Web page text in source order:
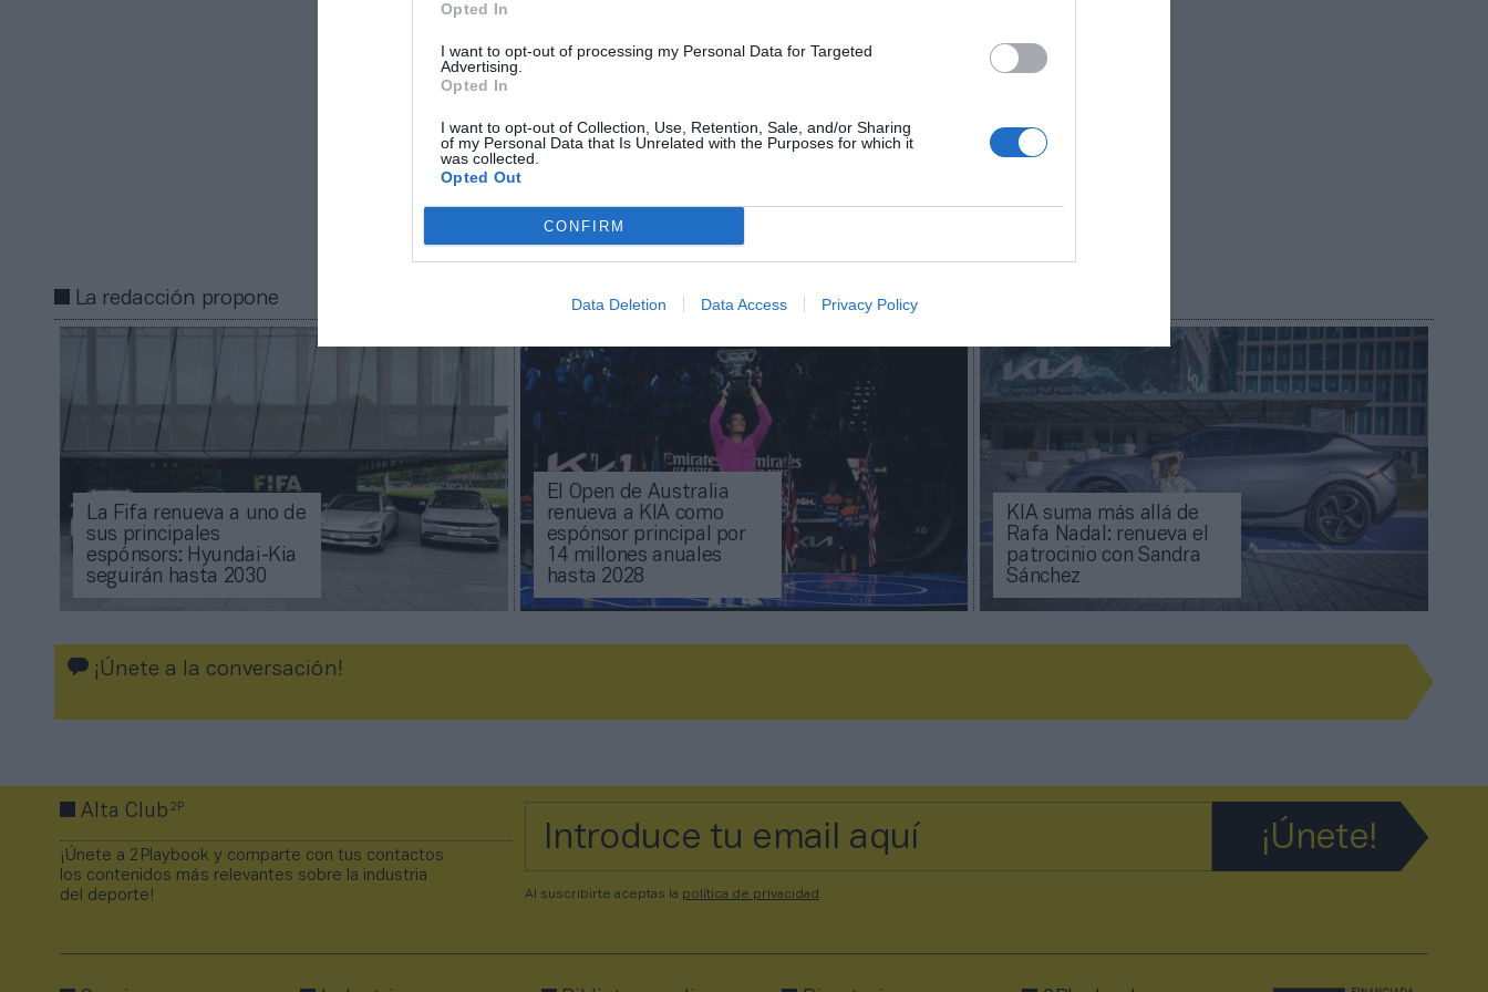
Opted In
I want to opt-out of processing my Personal Data for Targeted
Advertising.
Opted In
I want to opt-out of Collection, Use, Retention, Sale, and/or Sharing
of my Personal Data that Is Unrelated with the Purposes for which it
was collected.
Opted Out
CONFIRM
Data Deletion Data Access Privacy Policy
Caverzaschi, el jugador Jaume Munar y el extenista y entrenador Carlos
gratuita
Mantente informado con las últimas noticias de actualidad.
Compartir
Imprimir
La redacción propone
La Fifa renueva a uno de
sus principales
espónsors: Hyundai-Kia
seguirán hasta 2030
El Open de Australia
renueva a KIA como
espónsor principal por
14 millones anuales
hasta 2028
KIA suma más allá de
Rafa Nadal: renueva el
patrocinio con Sandra
Sánchez
¡Únete a la conversación!
Alta Club2P
¡Únete a 2Playbook y comparte con tus contactos
los contenidos más relevantes sobre la industria
del deporte!
Al suscribirte aceptas la política de privacidad